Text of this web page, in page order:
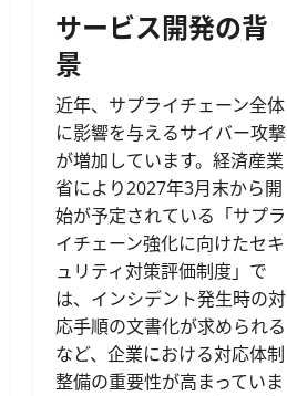
サービス開発の背
景
近年、サプライチェーン全体
に影響を与えるサイバー攻撃
が増加しています。経済産業
省により2027年3月末から開
始が予定されている「サプラ
イチェーン強化に向けたセキ
ュリティ対策評価制度」で
は、インシデント発生時の対
応手順の文書化が求められる
など、企業における対応体制
整備の重要性が高まっていま